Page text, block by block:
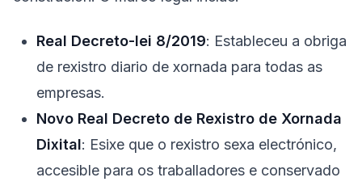
Real Decreto-lei 8/2019: Estableceu a obriga
de rexistro diario de xornada para todas as
empresas.
Novo Real Decreto de Rexistro de Xornada
Dixital: Esixe que o rexistro sexa electrónico,
accesible para os traballadores e conservado